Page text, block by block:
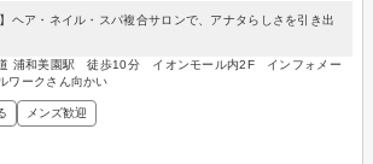
ヘア・ネイル・スパ複合サロンで、アナタらしさを引き出
道 浦和美園駅 徒歩10分 イオンモール内2F インフォメー
ワークさん向かい
メンズ歓迎